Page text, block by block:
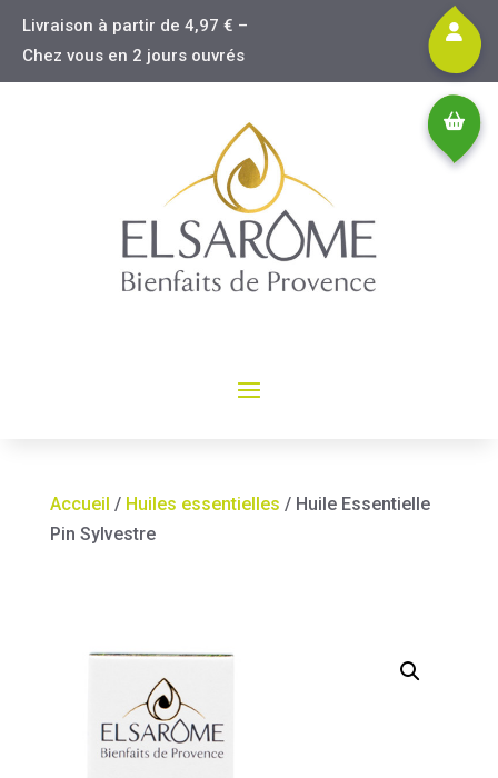
Livraison à partir de 4,97 € –
Chez vous en 2 jours ouvrés
Accueil / Huiles essentielles / Huile Essentielle
Pin Sylvestre